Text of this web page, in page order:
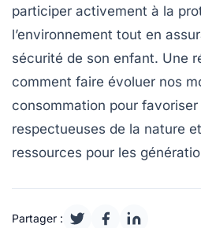
participer activement à la
l’environnement tout en
sécurité de son enfant. Une
comment faire évoluer nos
consommation pour
respectueuses de la nature
ressources pour les
Partager :